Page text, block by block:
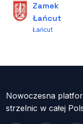
Zamek
Łańcut
Łańcut
Nowoczesna
strzelnic w całej